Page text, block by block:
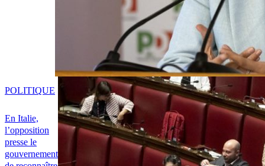
En Italie,
l’opposition
presse le
gouvernement
POLITIQUE